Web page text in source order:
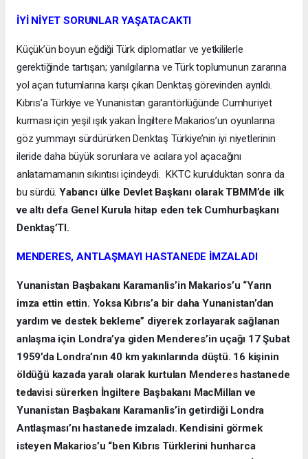
İYİ NİYET SORUNLAR YAŞATACAKTI
Küçük’ün boyun eğdiği Türk diplomatlar ve yetkililerle
gerektiğinde tartışan; yanılgılarına ve Türk toplumunun zararına
yol açan tutumlarına karşı çıkan Denktaş görevinden ayrıldı.
Kıbrıs’a Türkiye ve Yunanistan garantörlüğünde Cumhuriyet
kurması için yeşil ışık yakan İngiltere Makarios’un oyunlarına
göz yummayı sürdürürken Denktaş Türkiye’nin iyi niyetlerinin
ileride daha büyük sorunlara ve acılara yol açacağını
anlatamamanın sıkıntısı içindeydi. KKTC kurulduktan sonra da
bu sürdü.Yabancı ülke Devlet Başkanı olarak TBMM’de ilk
ve altı defa Genel Kurula hitap eden tek Cumhurbaşkanı
Denktaş’TI.
MENDERES, ANTLAŞMAYI HASTANEDE İMZALADI
Yunanistan Başbakanı Karamanlis’in Makarios’u “Yarın
imza ettin ettin. Yoksa Kıbrıs’a bir daha Yunanistan’dan
yardım ve destek bekleme” diyerek zorlayarak sağlanan
anlaşma için Londra’ya giden Menderes’in uçağı 17 Şubat
1959’da Londra’nın 40 km yakınlarında düştü. 16 kişinin
öldüğü kazada yaralı olarak kurtulan Menderes hastanede
tedavisi sürerken İngiltere Başbakanı MacMillan ve
Yunanistan Başbakanı Karamanlis’in getirdiği Londra
Antlaşması’nı hastanede imzaladı. Kendisini görmek
isteyen Makarios’u “ben Kıbrıs Türklerini hunharca